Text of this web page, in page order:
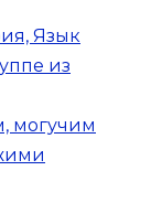
Язык
из
могучим